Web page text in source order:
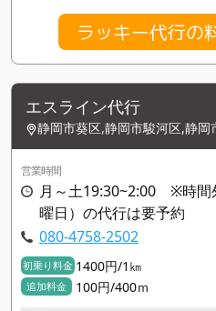
ラッキー代行の
エスライン代行
静岡市葵区,静岡市駿河区,静岡
営業時間
月～土19:30~2:00 ※時間
曜日）の代行は要予約
080-4758-2502
初乗り料金 1400円/1㎞
追加料金 100円/400ｍ